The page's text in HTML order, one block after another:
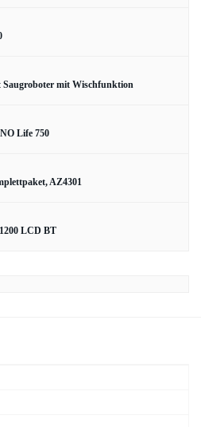
Saugroboter mit Wischfunktion
Life 750
AZ4301
LCD BT